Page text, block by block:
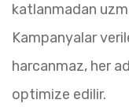
katlanmadan
Kampanyalar
harcanmaz, her
optimize edilir.